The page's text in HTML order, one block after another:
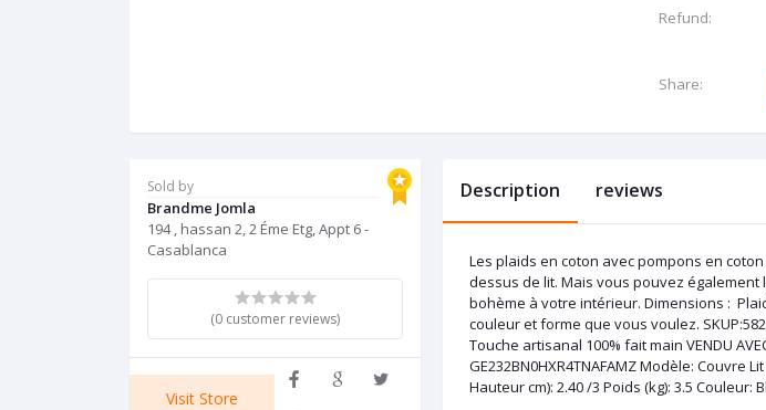
Refund:
Share:
Sold by
Brandme Jomla
194 , hassan 2, 2 Éme Etg, Appt 6 -
Casablanca
(0 customer reviews)
Visit Store
Description reviews
Les plaids en coton avec pompons en
dessus de lit. Mais vous pouvez
bohème à votre intérieur. Dimensions :
couleur et forme que vous voulez.
Touche artisanal 100% fait main VENDU
GE232BN0HXR4TNAFAMZ Modèle: Couvre
Hauteur cm): 2.40 /3 Poids (kg): 3.5